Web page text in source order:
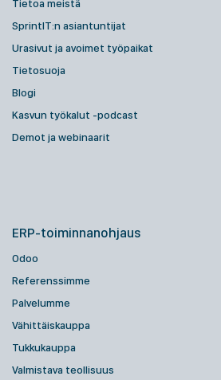
Tietoa meistä
SprintIT:n asiantuntijat
Urasivut ja avoimet työpaikat
Tietosuoja
Blogi
Kasvun työkalut -podcast
Demot ja webinaarit
ERP-toiminnanohjaus
Odoo
Referenssimme
Palvelumme
Vähittäiskauppa
Tukkukauppa
Valmistava teollisuus